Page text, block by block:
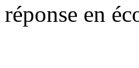
réponse en